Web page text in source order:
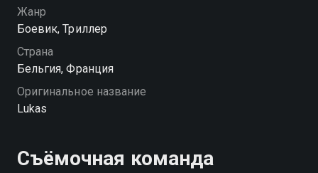
в преступную организацию, и любая ошибка теперь
может стоить жизни ему — и его дочери.
Жанр
Боевик, Триллер
Страна
Бельгия, Франция
Оригинальное название
Lukas
Съёмочная команда